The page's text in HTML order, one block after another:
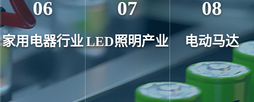
06
家用电器行业
07
LED照明产业
08
电动马达